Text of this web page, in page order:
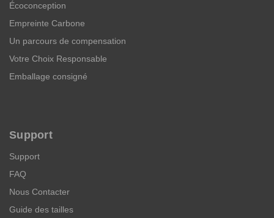
Écoconception
Empreinte Carbone
Un parcours de compensation
Votre Choix Responsable
Emballage consigné
Support
Support
FAQ
Nous Contacter
Guide des tailles